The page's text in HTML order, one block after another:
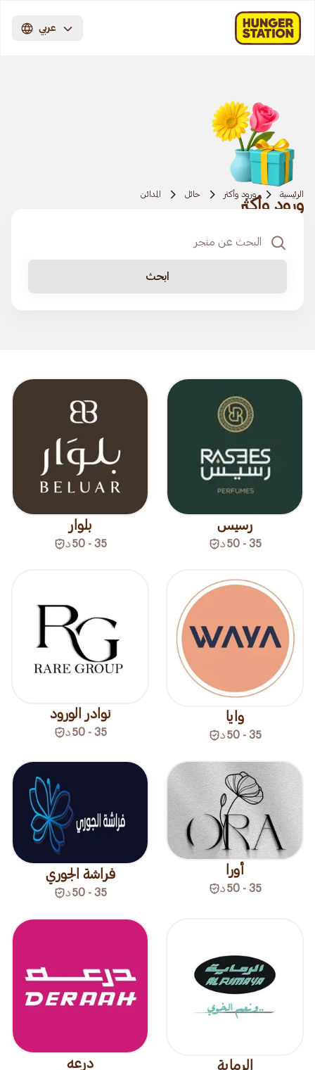
عربي
الرئيسية ورود وأكثر حائل المدائن
ورود وأكثر
ابحث
رسيس
35 - 50 د
بلوار
35 - 50 د
وايا
35 - 50 د
نوادر الورود
35 - 50 د
أورا
35 - 50 د
فراشة الجوري
35 - 50 د
الرماية درعه